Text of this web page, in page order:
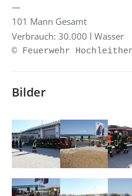
—
101 Mann Gesamt
Verbrauch: 30.000 l Wasser
© Feuerwehr
Bilder